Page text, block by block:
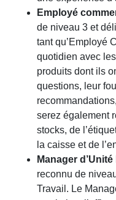
Employé
de niveau 3 et
tant qu’Employé
quotidien avec
produits dont ils
questions, leur
serez également
stocks, de
la caisse et de
Manager
reconnu de
Travail. Le